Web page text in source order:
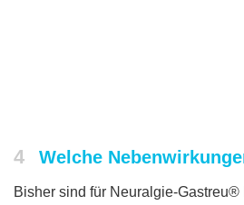
4 Welche
Bisher sind für Neuralgie-Gastreu®